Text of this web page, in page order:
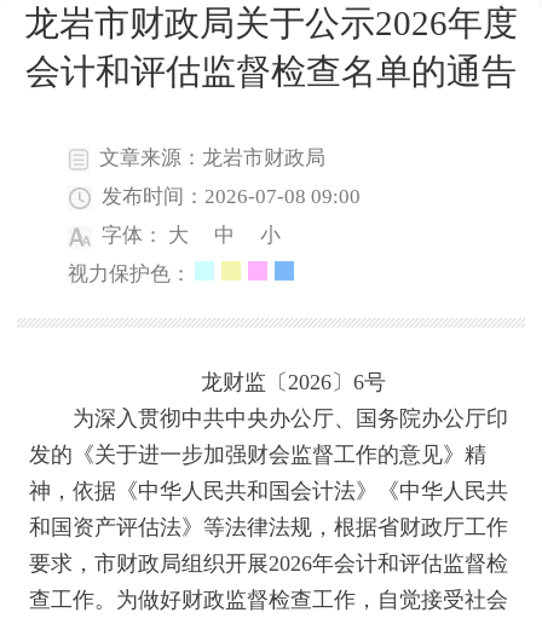
龙岩市财政局关于公示2026年度
会计和评估监督检查名单的通告
文章来源：龙岩市财政局
发布时间：2026-07-08 09:00
字体： 大 中
小
视力保护色：
龙财监〔2026〕6号
为深入贯彻中共中央办公厅、国务院办公厅印
发的《关于进一步加强财会监督工作的意见》精
神，依据《中华人民共和国会计法》《中华人民共
和国资产评估法》等法律法规，根据省财政厅工作
要求，市财政局组织开展2026年会计和评估监督检
查工作。为做好财政监督检查工作，自觉接受社会